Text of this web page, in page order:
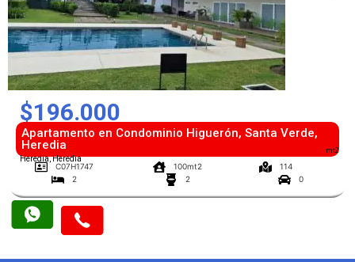
mt2
$196.000
Apartamento en Condominio Higuerón, Santa Verde,
Heredia
Heredia, Heredia
C07H1747 100mt2
114
2
2 0